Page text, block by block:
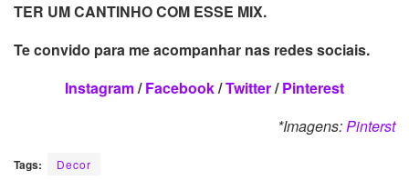
TER UM CANTINHO COM ESSE MIX.
Te convido para me acompanhar nas redes sociais.
Instagram/ Facebook/Twitter/ Pinterest
*Imagens:Pinterst
Tags: Decor